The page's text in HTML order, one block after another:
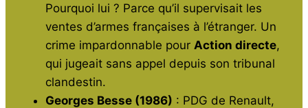
Pourquoi lui ? Parce qu’il supervisait les
ventes d’armes françaises à l’étranger. Un
crime impardonnable pour Action directe,
qui jugeait sans appel depuis son tribunal
clandestin.
Georges Besse (1986) : PDG de Renault,